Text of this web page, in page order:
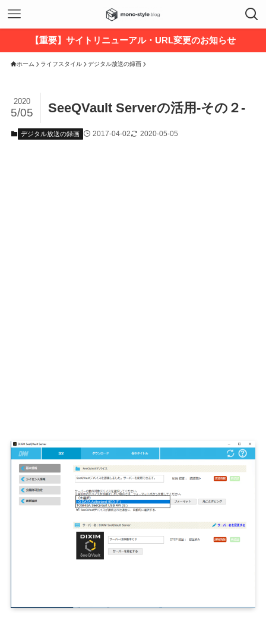
【重要】サイトリニューアル・URL変更のお知らせ
ホーム ライフスタイル デジタル放送の録画
SeeQVault Serverの活用-その２-
2020
5/05
デジタル放送の録画 2017-04-02 2020-05-05